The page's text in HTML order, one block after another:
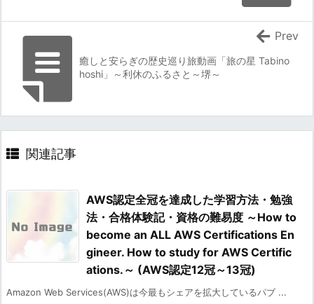
癒しと安らぎの歴史巡り旅動画「旅の星 Tabino
hoshi」～利休のふるさと～堺～
Prev
関連記事
AWS認定全冠を達成した学習方法・勉強
法・合格体験記・資格の難易度 ～How to
become an ALL AWS Certifications En
gineer. How to study for AWS Certific
ations.～ (AWS認定12冠～13冠)
Amazon Web Services(AWS)は今最もシェアを拡大しているパブ ...